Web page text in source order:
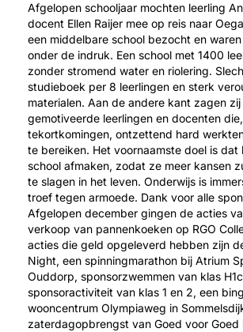
Afgelopen schooljaar mochten leerling
docent Ellen Raijer mee op reis naar
een middelbare school bezocht en
onder de indruk. Een school met 1400
zonder stromend water en riolering.
studieboek per 8 leerlingen en sterk
materialen. Aan de andere kant zagen
gemotiveerde leerlingen en docenten
tekortkomingen, ontzettend hard
te bereiken. Het voornaamste doel is dat
school afmaken, zodat ze meer kansen
te slagen in het leven. Onderwijs is
troef tegen armoede. Dank voor alle
Afgelopen december gingen de acties
verkoop van pannenkoeken op RGO
acties die geld opgeleverd hebben zijn
Night, een spinningmarathon bij Atrium
Ouddorp, sponsorzwemmen van klas
sponsoractiviteit van klas 1 en 2, een
wooncentrum Olympiaweg in
zaterdagopbrengst van Goed voor Goed